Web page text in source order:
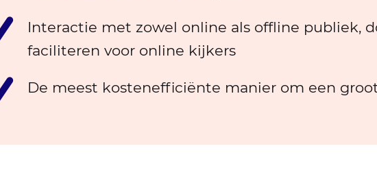
Interactie met zowel online als offline publiek,
faciliteren voor online kijkers
De meest kostenefficiënte manier om een